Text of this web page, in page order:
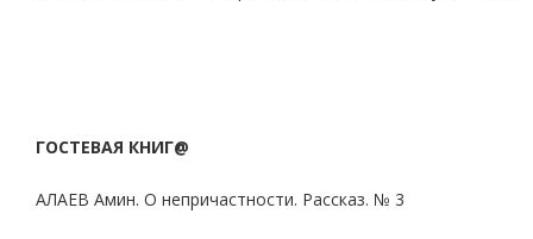
ГОСТЕВАЯ КНИГ@
АЛАЕВ Амин. О непричастности. Рассказ. № 3